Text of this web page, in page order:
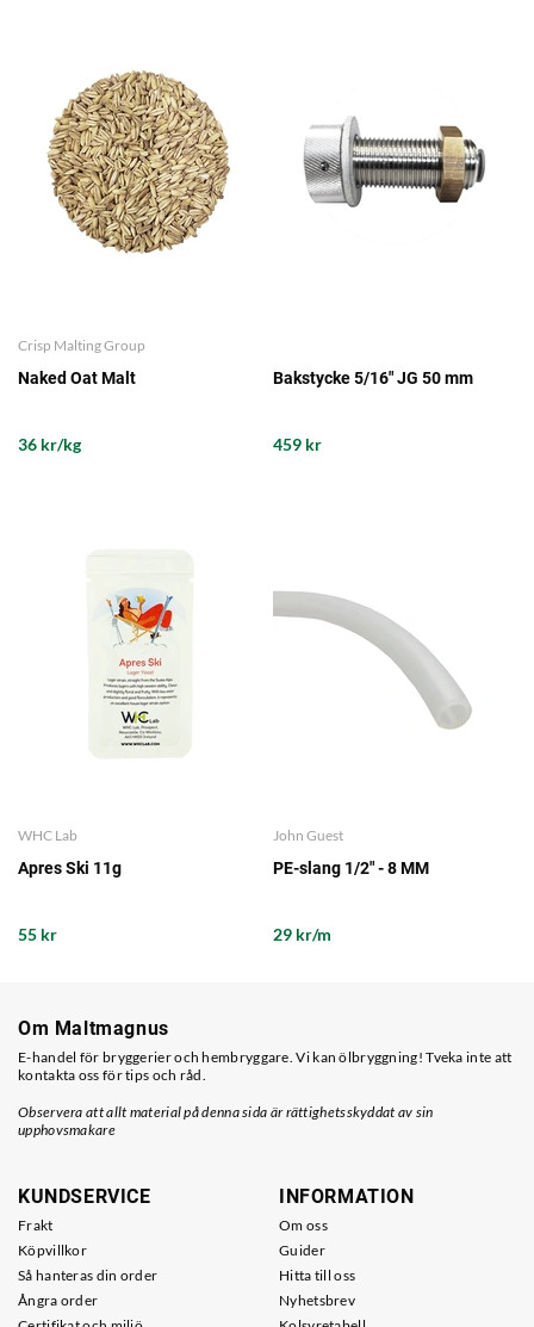
Crisp Malting Group
Naked Oat Malt
36 kr/kg
Bakstycke 5/16" JG 50 mm
459 kr
WHC Lab
Apres Ski 11g
55 kr
John Guest
PE-slang 1/2" - 8 MM
29 kr/m
Om Maltmagnus
E-handel för bryggerier och hembryggare. Vi kan ölbryggning! Tveka inte att
kontakta oss för tips och råd.
Observera att allt material på denna sida är rättighetsskyddat av sin
upphovsmakare
KUNDSERVICE
Frakt
Köpvillkor
Så hanteras din order
Ångra order
INFORMATION
Om oss
Guider
Hitta till oss
Nyhetsbrev